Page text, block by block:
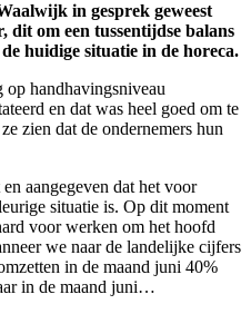
in gesprek geweest
dit om een tussentijdse balans
huidige situatie in de horeca.
handhavingsniveau
en dat was heel goed om te
zien dat de ondernemers hun
aangegeven dat het voor
situatie is. Op dit moment
voor werken om het hoofd
we naar de landelijke cijfers
in de maand juni 40%
in de maand juni…